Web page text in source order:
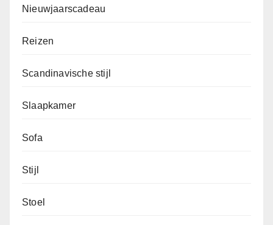
Nieuwjaarscadeau
Reizen
Scandinavische stijl
Slaapkamer
Sofa
Stijl
Stoel